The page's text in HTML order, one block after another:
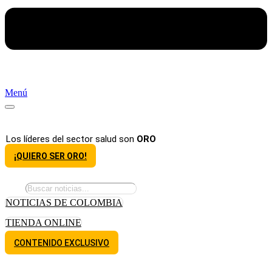
Menú
Los líderes del sector salud son ORO
¡QUIERO SER ORO!
NOTICIAS DE COLOMBIA
TIENDA ONLINE
CONTENIDO EXCLUSIVO